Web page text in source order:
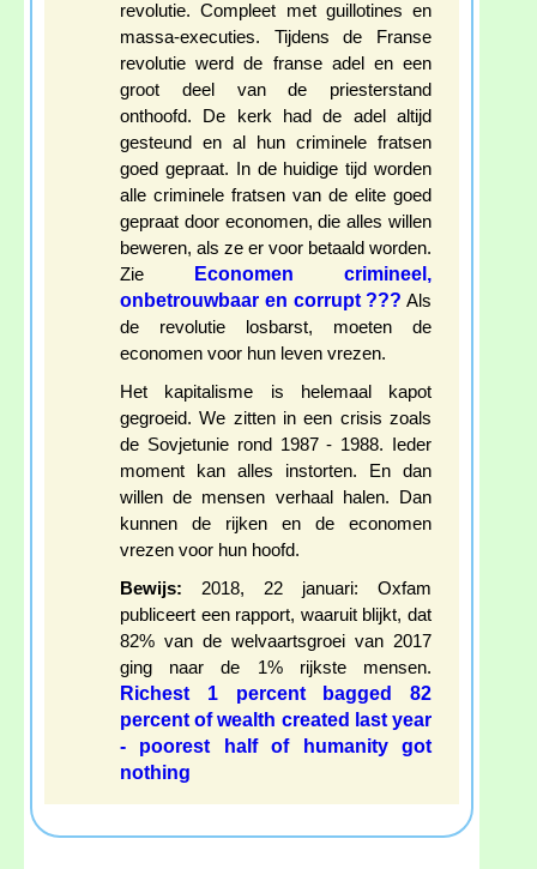
revolutie. Compleet met guillotines en
massa-executies. Tijdens de Franse
revolutie werd de franse adel en een
groot deel van de priesterstand
onthoofd. De kerk had de adel altijd
gesteund en al hun criminele fratsen
goed gepraat. In de huidige tijd worden
alle criminele fratsen van de elite goed
gepraat door economen, die alles willen
beweren, als ze er voor betaald worden.
Zie
Economen crimineel,
onbetrouwbaar en corrupt ??? Als
de revolutie losbarst, moeten de
economen voor hun leven vrezen.
Het kapitalisme is helemaal kapot
gegroeid. We zitten in een crisis zoals
de Sovjetunie rond 1987 - 1988. Ieder
moment kan alles instorten. En dan
willen de mensen verhaal halen. Dan
kunnen de rijken en de economen
vrezen voor hun hoofd.
Bewijs: 2018, 22 januari: Oxfam
publiceert een rapport, waaruit blijkt, dat
82% van de welvaartsgroei van 2017
ging naar de 1% rijkste mensen.
Richest 1 percent bagged 82
percent of wealth created last year
- poorest half of humanity got
nothing